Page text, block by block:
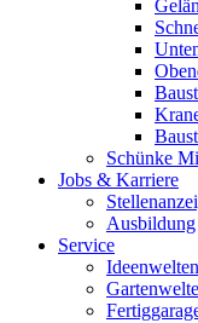
Schünke
Jobs & Karriere
Ausbildung
Service
Ideenwelten